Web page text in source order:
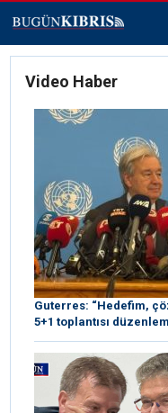
Video Haber
Guterres: “Hedefim,
5+1 toplantısı